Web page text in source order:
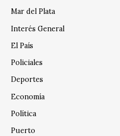
Mar del Plata
Interés General
El País
Policiales
Deportes
Economía
Política
Puerto